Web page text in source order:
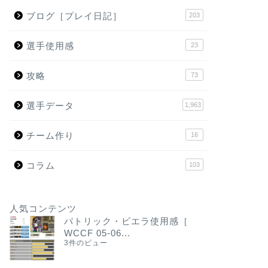
ブログ［プレイ日記］ 203
選手使用感 23
攻略 73
選手データ 1,963
チーム作り 16
コラム 103
人気コンテンツ
パトリック・ビエラ使用感［
WCCF 05-06...
3件のビュー